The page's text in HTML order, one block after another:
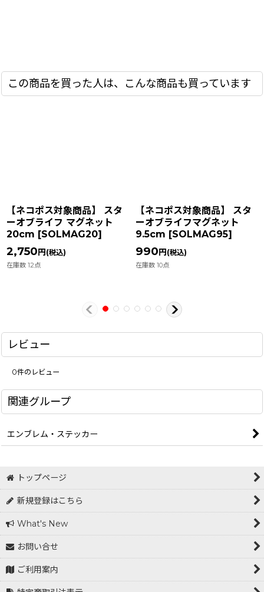
この商品を買った人は、こんな商品も買っています
【ネコポス対象商品】 スタ
ーオブライフ マグネット
20cm [SOLMAG20]
2,750円(税込)
在庫数 12点
【ネコポス対象商品】 スタ
ーオブライフマグネット
9.5cm [SOLMAG95]
990円(税込)
在庫数 10点
レビュー
0件のレビュー
関連グループ
エンブレム・ステッカー
トップページ
新規登録はこちら
What's New
お問い合せ
ご利用案内